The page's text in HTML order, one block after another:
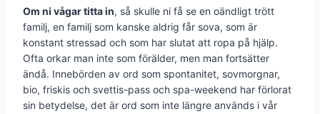
Om ni vågar titta in, så skulle ni få se en oändligt trött
familj, en familj som kanske aldrig får sova, som är
konstant stressad och som har slutat att ropa på hjälp.
Ofta orkar man inte som förälder, men man fortsätter
ändå. Innebörden av ord som spontanitet, sovmorgnar,
bio, friskis och svettis-pass och spa-weekend har förlorat
sin betydelse, det är ord som inte längre används i vår